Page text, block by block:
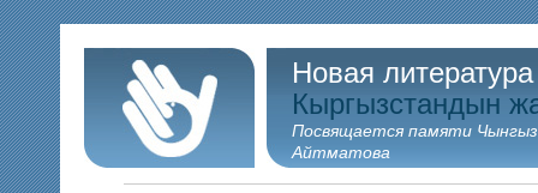
Новая
Кыргызстандын
Посвящается памяти
Айтматова